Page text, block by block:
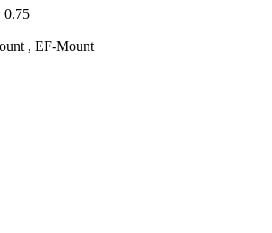
0.75
, EF-Mount